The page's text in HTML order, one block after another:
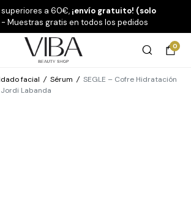
superiores a 60€, ¡envío gratuito! (solo
Muestras gratis en todos los pedidos
0
facial / Sérum / SEGLE – Cofre Hidratación
Labanda